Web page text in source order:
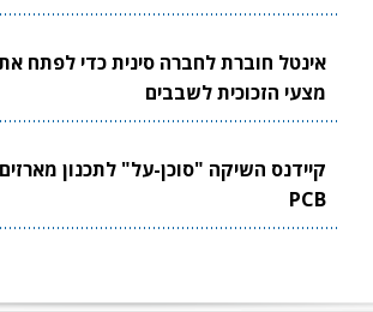
אינטל חוברת לחברה סינית כדי לפתח
מצעי הזכוכית לשבבים
קיידנס השיקה "סוכן-על" לתכנון
PCB